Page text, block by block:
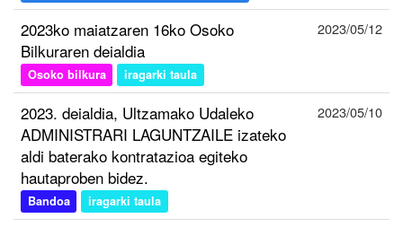
2023ko maiatzaren 16ko Osoko
Bilkuraren deialdia
Osoko bilkura iragarki taula
2023/05/12
2023. deialdia, Ultzamako Udaleko
ADMINISTRARI LAGUNTZAILE izateko
aldi baterako kontratazioa egiteko
hautaproben bidez.
Bandoa iragarki taula
2023/05/10